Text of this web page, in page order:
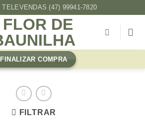
TELEVENDAS (47) 99941-7820
FINALIZAR COMPRA
FILTRAR